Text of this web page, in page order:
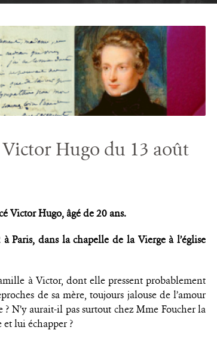
Hugo du 13 août
Victor Hugo, âgé de 20 ans.
Paris, dans la chapelle de la Vierge à l’église
à Victor, dont elle pressent probablement
de sa mère, toujours jalouse de l’amour
N’y aurait-il pas surtout chez Mme Foucher la
lui échapper ?